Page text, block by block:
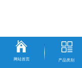
网站首页 产品类别